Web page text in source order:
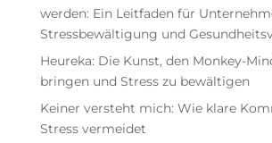
werden: Ein Leitfaden für
Stressbewältigung und
Heureka: Die Kunst, den Monkey-
bringen und Stress zu bewältigen
Keiner versteht mich: Wie klare
Stress vermeidet